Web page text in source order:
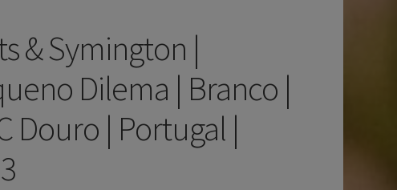
& Symington |
Dilema | Branco |
Douro | Portugal |